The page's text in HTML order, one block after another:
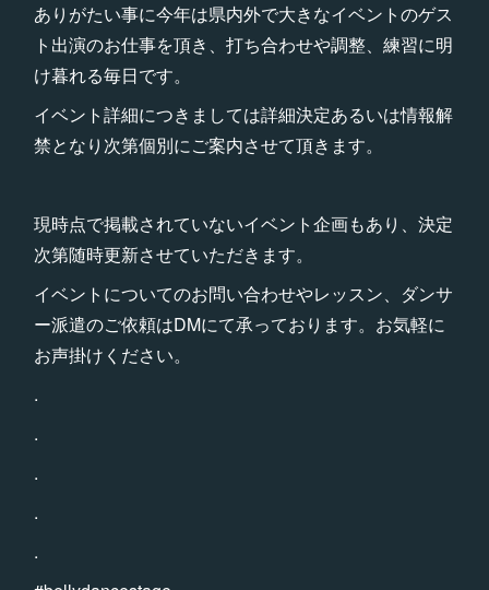
ありがたい事に今年は県内外で大きなイベントのゲス
ト出演のお仕事を頂き、打ち合わせや調整、練習に明
け暮れる毎日です。
イベント詳細につきましては詳細決定あるいは情報解
禁となり次第個別にご案内させて頂きます。
現時点で掲載されていないイベント企画もあり、決定
次第随時更新させていただきます。
イベントについてのお問い合わせやレッスン、ダンサ
ー派遣のご依頼はDMにて承っております。お気軽に
お声掛けください。
.
.
.
.
.